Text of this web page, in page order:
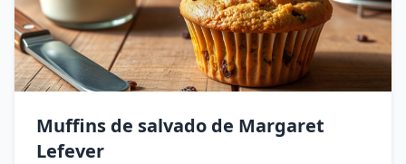
Muffins de salvado de Margaret
Lefever